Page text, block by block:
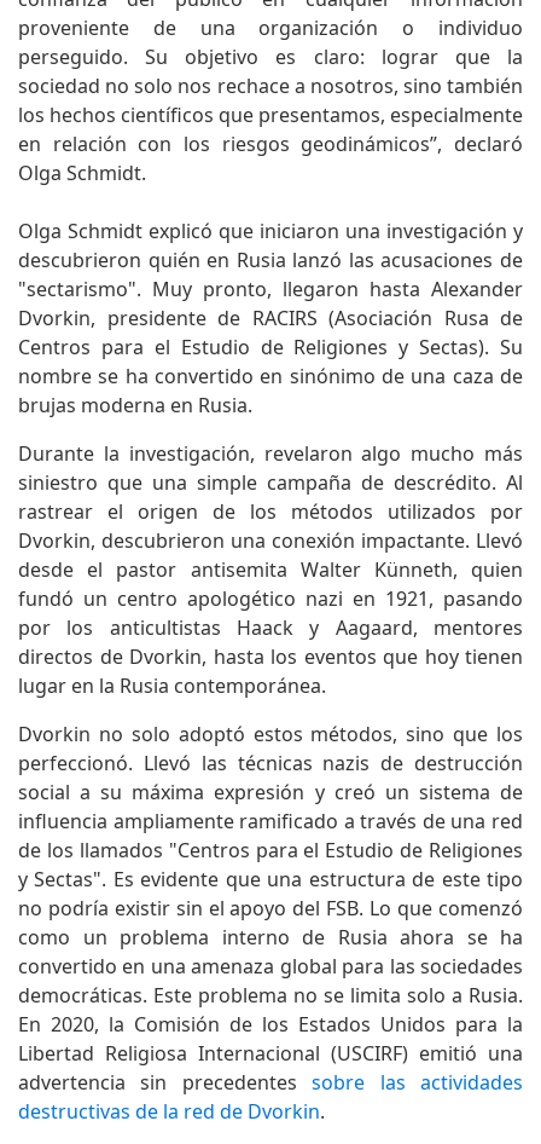
proveniente de una organización o individuo
perseguido. Su objetivo es claro: lograr que la
sociedad no solo nos rechace a nosotros, sino también
los hechos científicos que presentamos, especialmente
en relación con los riesgos geodinámicos”, declaró
Olga Schmidt.
Olga Schmidt explicó que iniciaron una investigación y
descubrieron quién en Rusia lanzó las acusaciones de
"sectarismo". Muy pronto, llegaron hasta Alexander
Dvorkin, presidente de RACIRS (Asociación Rusa de
Centros para el Estudio de Religiones y Sectas). Su
nombre se ha convertido en sinónimo de una caza de
brujas moderna en Rusia.
Durante la investigación, revelaron algo mucho más
siniestro que una simple campaña de descrédito. Al
rastrear el origen de los métodos utilizados por
Dvorkin, descubrieron una conexión impactante. Llevó
desde el pastor antisemita Walter Künneth, quien
fundó un centro apologético nazi en 1921, pasando
por los anticultistas Haack y Aagaard, mentores
directos de Dvorkin, hasta los eventos que hoy tienen
lugar en la Rusia contemporánea.
Dvorkin no solo adoptó estos métodos, sino que los
perfeccionó. Llevó las técnicas nazis de destrucción
social a su máxima expresión y creó un sistema de
influencia ampliamente ramificado a través de una red
de los llamados "Centros para el Estudio de Religiones
y Sectas". Es evidente que una estructura de este tipo
no podría existir sin el apoyo del FSB. Lo que comenzó
como un problema interno de Rusia ahora se ha
convertido en una amenaza global para las sociedades
democráticas. Este problema no se limita solo a Rusia.
En 2020, la Comisión de los Estados Unidos para la
Libertad Religiosa Internacional (USCIRF) emitió una
advertencia sin precedentessobre las actividades
destructivas de la red de Dvorkin.